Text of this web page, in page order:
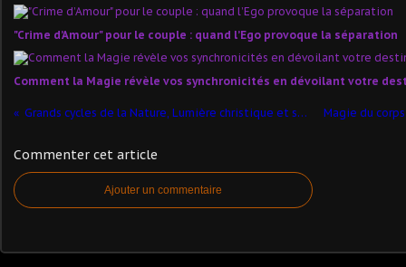
"Crime d’Amour" pour le couple : quand l’Ego provoque la séparation
Comment la Magie révèle vos synchronicités en dévoilant votre
Grands cycles de la Nature, Lumière christique et symbolique de la Résurrection
Commenter cet article
Ajouter un commentaire